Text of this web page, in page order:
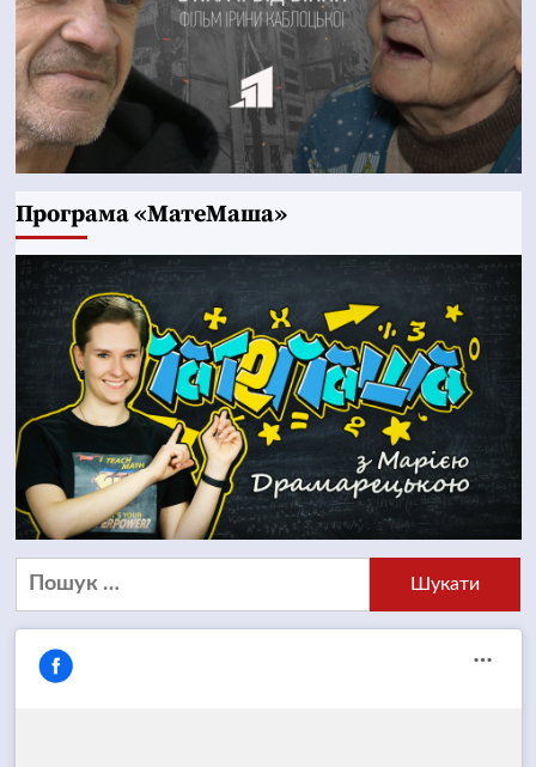
Програма «МатеМаша»
Пошук: